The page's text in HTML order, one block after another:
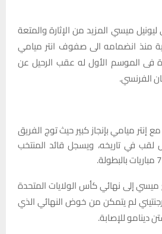
ليونيل ميسي المزيد من الإثارة والمتعة
منذ انضمامه الى صفوف انتر ميامي
فى الموسم الأول له عقب الرحيل عن
الفرنسي.
ميامي بإنجاز كبير حيث توج الفريق
لقب في تاريخه، ويسجل قائد المنتخب
إلى نهائي كأس الولايات المتحدة
لم يتمكن من خوض النهائي الذي
دينامو للإصابة.